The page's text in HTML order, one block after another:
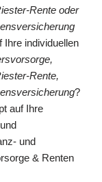
Rente oder
individuellen
Rente,
?
auf Ihre
und
& Renten